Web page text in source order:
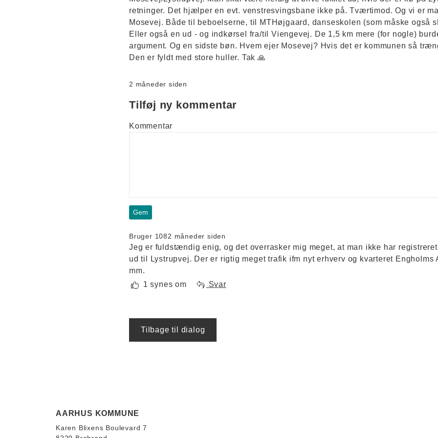
retninger. Det hjælper en evt. venstresvingsbane ikke på. Tværtimod. Og vi er
Mosevej. Både til beboelserne, til MTHøjgaard, danseskolen (som måske også
Eller også en ud - og indkørsel fra/til Viengevej. De 1,5 km mere (for nogle)
argument. Og en sidste bøn. Hvem ejer Mosevej? Hvis det er kommunen så
Den er fyldt med store huller. Tak 🙏
2 måneder siden
Tilføj ny kommentar
Kommentar
Bruger 1082 måneder siden
Jeg er fuldstændig enig, og det overrasker mig meget, at man ikke har
ud til Lystrupvej. Der er rigtig meget trafik ifm nyt erhverv og kvarteret Engholms
mm.
1 synes om
Svar
Tilbage til dialog
AARHUS KOMMUNE
Karen Blixens Boulevard 7